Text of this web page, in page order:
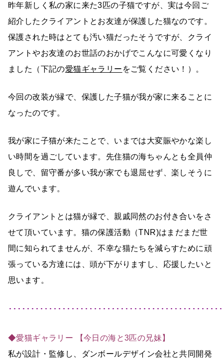
昨年新しく私の家に来た3匹の子猫ですが、実は今回ご
紹介したクライアントとお友達が保護した猫なのです。
保護された時はとても汚い猫だったそうですが、クライ
アントやお友達のお世話のおかげでこんなに可愛くなり
ました（下記の愛猫ギャラリー をご覧ください！）。
今回の改装が縁で、保護した子猫が我が家に来ることに
なったのです。
我が家に子猫が来たことで、いまでは大変賑やかな楽し
い時間を過ごしています。先住猫の海ちゃんとも全員仲
良しで、留守番が多い我が家でも退屈せず、楽しそうに
遊んでいます。
クライアントとは猫が縁で、親戚同然のお付き合いをさ
せて頂いています。猫の保護活動（TNR)はまだまだ世
間に知られてませんが、不幸な猫たちを減らすために頑
張っている方達には、頭が下がりますし、応援したいと
思います。
･･･････････････････････････････････････････････
◆愛猫ギャラリー 【今日の海と3匹の兄妹】
私が設計・監修し、ダンボールデザイン会社と共同開発